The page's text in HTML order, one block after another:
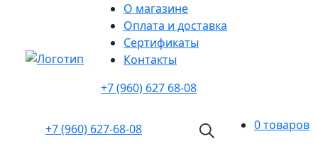
О магазине
Оплата и доставка
Cертификаты
Контакты
+7 (960) 627 68-08
+7 (960) 627-68-08 0 товаров